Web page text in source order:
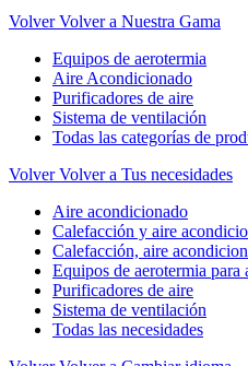
Volver Volver a Nuestra Gama
Equipos de aerotermia
Aire Acondicionado
Purificadores de aire
Sistema de ventilación
Todas las categorías de
Volver Volver a Tus necesidades
Aire acondicionado
Calefacción y aire
Calefacción, aire
Equipos de aerotermia para
Purificadores de aire
Sistema de ventilación
Todas las necesidades